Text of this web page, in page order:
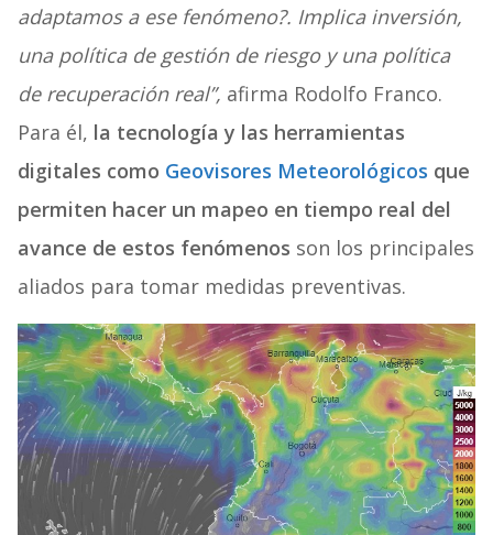
adaptamos a ese fenómeno?. Implica inversión,
una política de gestión de riesgo y una política
de recuperación real”, afirma Rodolfo Franco.
Para él, la tecnología y las herramientas
digitales como Geovisores Meteorológicos que
permiten hacer un mapeo en tiempo real del
avance de estos fenómenos son los principales
aliados para tomar medidas preventivas.